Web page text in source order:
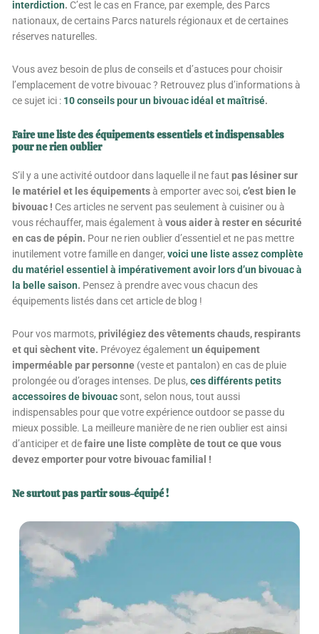
interdiction. C’est le cas en France, par exemple, des Parcs
nationaux, de certains Parcs naturels régionaux et de certaines
réserves naturelles.
Vous avez besoin de plus de conseils et d’astuces pour choisir
l’emplacement de votre bivouac ? Retrouvez plus d’informations à
ce sujet ici : 10 conseils pour un bivouac idéal et maîtrisé.
Faire une liste des équipements essentiels et indispensables
pour ne rien oublier
S’il y a une activité outdoor dans laquelle il ne fautpas lésiner sur
le matériel et les équipementsà emporter avec soi,c’est bien le
bivouac ! Ces articles ne servent pas seulement à cuisiner ou à
vous réchauffer, mais également àvous aider à rester en sécurité
en cas de pépin. Pour ne rien oublier d’essentiel et ne pas mettre
inutilement votre famille en danger,voici une liste assez complète
du matériel essentiel à impérativement avoir lors d’un bivouac à
la belle saison. Pensez à prendre avec vous chacun des
équipements listés dans cet article de blog !
Pour vos marmots, privilégiez des vêtements chauds, respirants
et qui sèchent vite. Prévoyez égalementun équipement
imperméable par personne (veste et pantalon) en cas de pluie
prolongée ou d’orages intenses. De plus,ces différents petits
accessoires de bivouac sont, selon nous, tout aussi
indispensables pour que votre expérience outdoor se passe du
mieux possible. La meilleure manière de ne rien oublier est ainsi
d’anticiper et defaire une liste complète de tout ce que vous
devez emporter pour votre bivouac familial !
Ne surtout pas partir sous-équipé !